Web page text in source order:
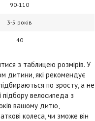
90-110
3-5 років
40
з таблицею розмірів. У
дитини, які рекомендує
по зросту, а не
підбору велосипеда з
вашому дитю,
колеса, чи зможе він